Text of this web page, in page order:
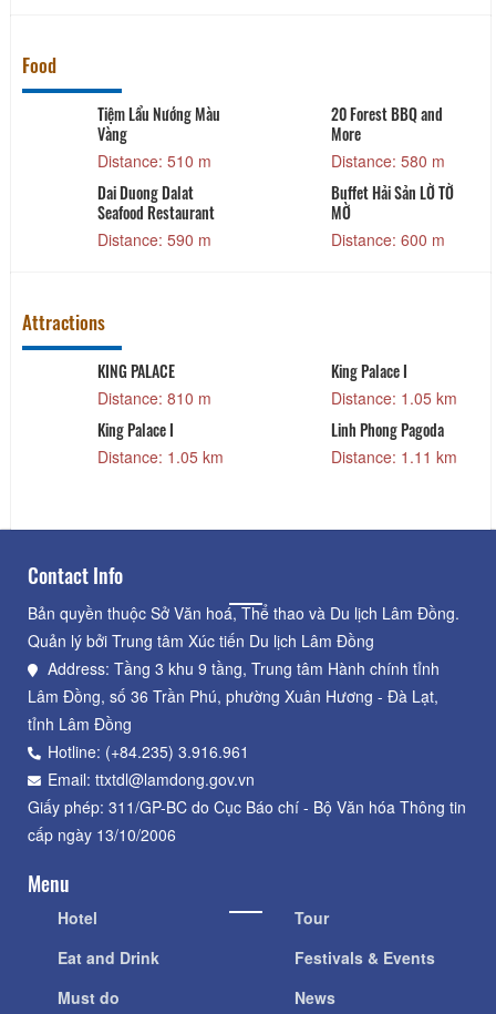
Food
Tiệm Lẩu Nướng Màu
Vàng
Distance: 510 m
20 Forest BBQ and
More
Distance: 580 m
Dai Duong Dalat
Seafood Restaurant
Distance: 590 m
Buffet Hải Sản LỜ TỜ
MỜ
Distance: 600 m
Attractions
KING PALACE
Distance: 810 m
King Palace I
Distance: 1.05 km
King Palace I
Distance: 1.05 km
Linh Phong Pagoda
Distance: 1.11 km
Contact Info
Bản quyền thuộc Sở Văn hoá, Thể thao và Du lịch Lâm Đồng.
Quản lý bởi Trung tâm Xúc tiến Du lịch Lâm Đồng
Address: Tầng 3 khu 9 tầng, Trung tâm Hành chính tỉnh
Lâm Đồng, số 36 Trần Phú, phường Xuân Hương - Đà Lạt,
tỉnh Lâm Đồng
Hotline: (+84.235) 3.916.961
Email: ttxtdl@lamdong.gov.vn
Giấy phép: 311/GP-BC do Cục Báo chí - Bộ Văn hóa Thông tin
cấp ngày 13/10/2006
Menu
Hotel
Eat and Drink
Must do
Tour
Festivals & Events
News